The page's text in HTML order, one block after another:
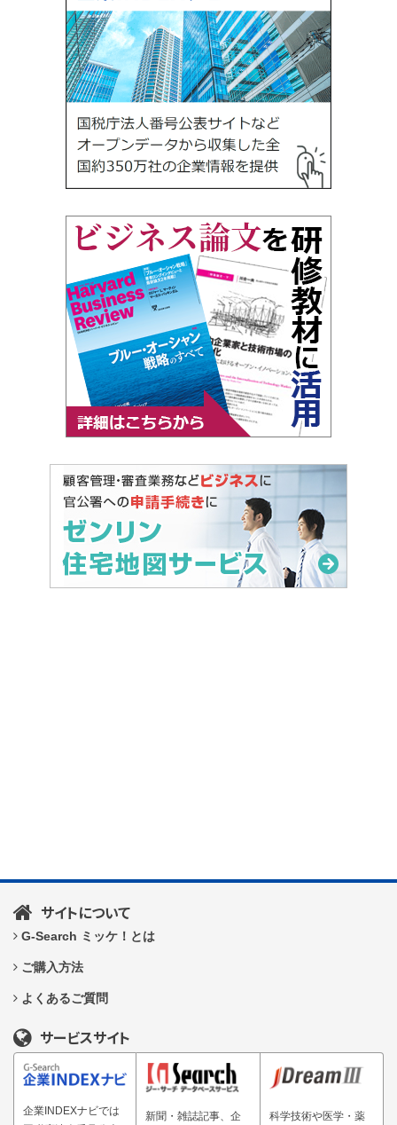
サイトについて
G-Search ミッケ！とは
ご購入方法
よくあるご質問
サービスサイト
企業INDEXナビでは
新聞・雑誌記事、企 科学技術や医学・薬